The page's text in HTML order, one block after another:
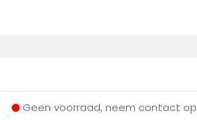
Geen voorraad, neem contact op